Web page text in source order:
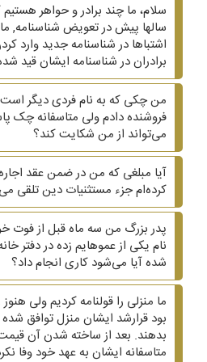
سلام، ما چند برادر و حواهر
سالها پیش در تعویض شناسنامه,
اشتباها در شناسنامه جدید وارد
برادران در شناسنامه ایشان قید
من چکی که به نام فردی دیگر است
فروشنده دادم ولی متاسفانه چک
می‌تواند از من شکایت کند؟
آیا مبلغی که من در ضمن عقد
کرده‌ام جزء مستثنیات دین تلقی
پدر بزرگ من سه ماه قبل از فوت
نام یکی از عموهایم زده در دفتر
شده آیا می‌شود کاری انجام داد؟
ما منزلی را قولنامه کردیم ولی
بود قرارشد ایشان منزل توافق
بدهند. بعد از ساخته شدن آن
متاسفانه ایشان به عهد خود وفا